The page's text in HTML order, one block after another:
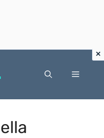
Menu